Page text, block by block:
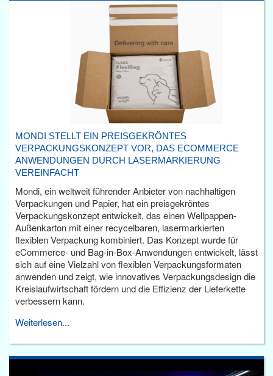
MONDI STELLT EIN PREISGEKRÖNTES
VERPACKUNGSKONZEPT VOR, DAS ECOMMERCE
ANWENDUNGEN DURCH LASERMARKIERUNG
VEREINFACHT
Mondi, ein weltweit führender Anbieter von nachhaltigen
Verpackungen und Papier, hat ein preisgekröntes
Verpackungskonzept entwickelt, das einen Wellpappen-
Außenkarton mit einer recycelbaren, lasermarkierten
flexiblen Verpackung kombiniert. Das Konzept wurde für
eCommerce- und Bag-in-Box-Anwendungen entwickelt, lässt
sich auf eine Vielzahl von flexiblen Verpackungsformaten
anwenden und zeigt, wie innovatives Verpackungsdesign die
Kreislaufwirtschaft fördern und die Effizienz der Lieferkette
verbessern kann.
Weiterlesen...